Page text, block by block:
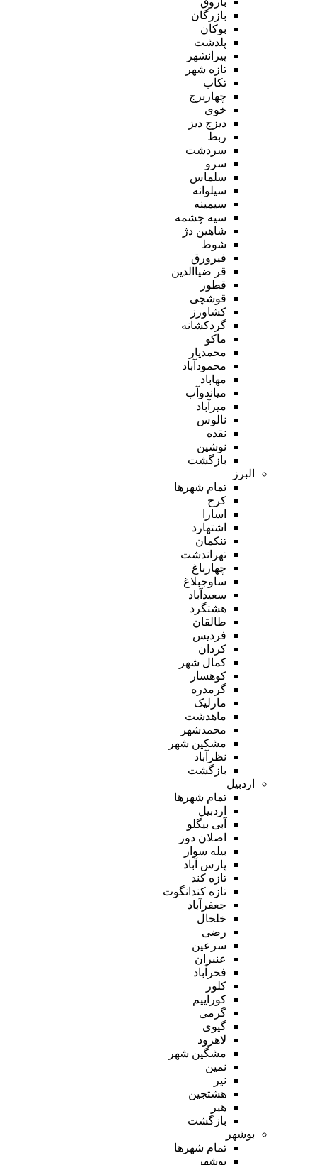
بازرگان
بوکان
پلدشت
پیرانشهر
تازه شهر
تکاب
چهاربرج
خوی
دیزج دیز
ربط
سردشت
سرو
سلماس
سیلوانه
سیمینه
سیه چشمه
شاهین دژ
شوط
فیرورق
قر ضیاالدین
قطور
قوشچی
کشاورز
گردکشانه
ماکو
محمدیار
محمودآباد
مهاباد
میاندوآب
میرآباد
نالوس
نقده
نوشین
بازگشت
البرز
تمام شهر‌ها
کرج
اسارا
اشتهارد
تنکمان
تهراندشت
چهارباغ
ساوجبلاغ
سعیدآباد
هشتگرد
طالقان
فردیس
کردان
کمال شهر
کوهسار
گرمدره
مارلیک
ماهدشت
محمدشهر
مشکین شهر
نظرآباد
بازگشت
اردبیل
تمام شهر‌ها
اردبیل
آبی بیگلو
اصلان دوز
بیله سوار
پارس آباد
تازه کند
تازه کندانگوت
جعفرآباد
خلخال
رضی
سرعین
عنبران
فخرآباد
کلور
کوراییم
گرمی
گیوی
لاهرود
مشگین شهر
نمین
نیر
هشتجین
هیر
بازگشت
بوشهر
تمام شهر‌ها
بوشهر